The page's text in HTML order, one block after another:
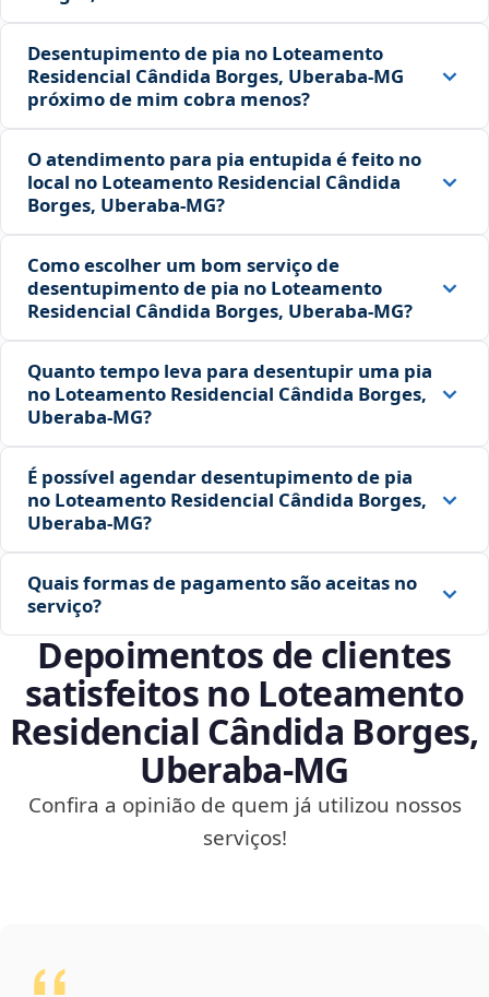
Desentupimento de pia no Loteamento
Residencial Cândida Borges, Uberaba‑MG
próximo de mim cobra menos?
O atendimento para pia entupida é feito no
local no Loteamento Residencial Cândida
Borges, Uberaba‑MG?
Como escolher um bom serviço de
desentupimento de pia no Loteamento
Residencial Cândida Borges, Uberaba‑MG?
Quanto tempo leva para desentupir uma pia
no Loteamento Residencial Cândida Borges,
Uberaba‑MG?
É possível agendar desentupimento de pia
no Loteamento Residencial Cândida Borges,
Uberaba‑MG?
Quais formas de pagamento são aceitas no
serviço?
Depoimentos de clientes
satisfeitos no Loteamento
Residencial Cândida Borges,
Uberaba‑MG
Confira a opinião de quem já utilizou nossos
serviços!